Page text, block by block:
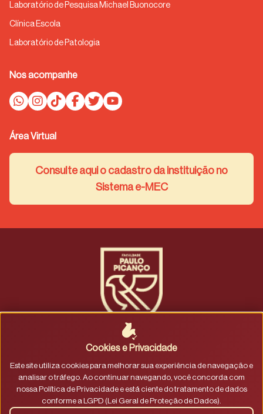
Laboratório de Pesquisa Michael Buonocore
Clínica Escola
Laboratório de Patologia
Nos acompanhe
Área Virtual
Consulte aqui o cadastro da instituição no
Sistema e-MEC
|Trabalhe conosco
Política de privacidade| Termos de uso
CENTRO AVANCADO DE ORTODONTIA PAULO PICANCO
S/S LTDA 04.453.993/0001-08
218
Cookies e Privacidade
Este site utiliza cookies para melhorar sua experiência de navegação e
analisar o tráfego. Ao continuar navegando, você concorda com
nossa Política de Privacidade e está ciente do tratamento de dados
conforme a LGPD (Lei Geral de Proteção de Dados).